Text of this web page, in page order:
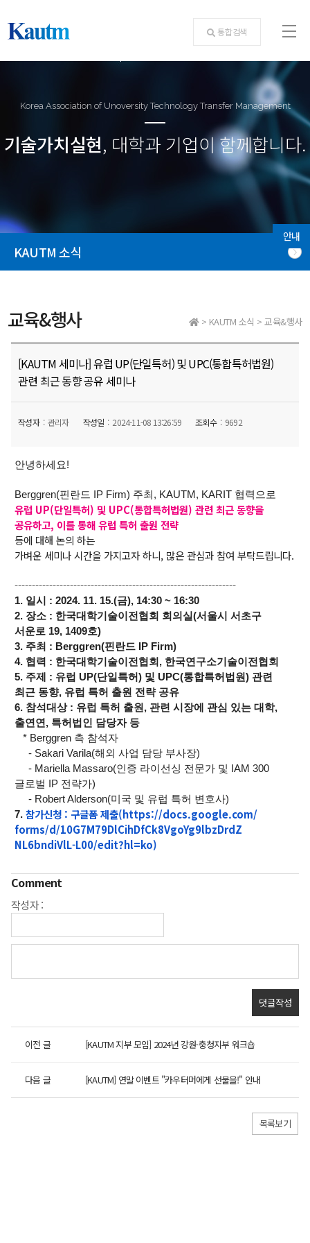
통합검색
안내
Korea Association of Unoversity Technology Transfer Management
기술가치실현, 대학과 기업이 함께합니다.
KAUTM 소식
교육&행사 > KAUTM 소식 > 교육&행사
[KAUTM 세미나] 유럽 UP(단일특허) 및 UPC(통합특허법원)
관련 최근 동향 공유 세미나
작성자 관리자 작성일 2024-11-08 13:26:59 조회수 9692
안녕하세요!
Berggren(핀란드 IP Firm) 주최, KAUTM, KARIT 협력으로
유럽 UP(단일특허) 및 UPC(통합특허법원) 관련 최근 동향을
공유하고, 이를 통해 유럽 특허 출원 전략
등에 대해 논의 하는
가벼운 세미나 시간을 가지고자 하니, 많은 관심과 참여 부탁드립니다.
----------------------------------------------------------------
1. 일시 : 2024. 11. 15.(금), 14:30 ~ 16:30
2. 장소 : 한국대학기술이전협회 회의실(서울시 서초구
서운로 19, 1409호)
3. 주최 : Berggren(핀란드 IP Firm)
4. 협력 : 한국대학기술이전협회, 한국연구소기술이전협회
5. 주제 : 유럽 UP(단일특허) 및 UPC(통합특허법원) 관련
최근 동향, 유럽 특허 출원 전략 공유
6. 참석대상 : 유럽 특허 출원, 관련 시장에 관심 있는 대학,
출연연, 특허법인 담당자 등
* Berggren 측 참석자
- Sakari Varila(해외 사업 담당 부사장)
- Mariella Massaro(인증 라이선싱 전문가 및 IAM 300
글로벌 IP 전략가)
- Robert Alderson(미국 및 유럽 특허 변호사)
7.참가신청 : 구글폼 제출(https://docs.google.com/
forms/d/10G7M79DlCihDfCk8VgoYg9lbzDrdZ
NL6bndiVlL-L00/edit?hl=ko)
Comment
작성자 :
이전 글 [KAUTM 지부 모임] 2024년 강원·충청지부 워크숍
다음 글 [KAUTM] 연말 이벤트 "카우터머에게 선물을!" 안내
목록보기